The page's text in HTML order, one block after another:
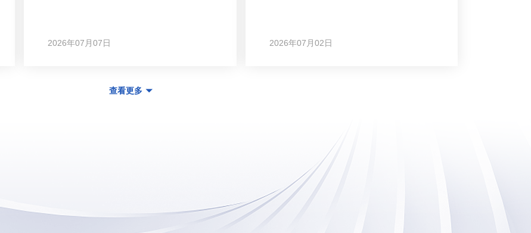
2026年07月07日 2026年07月02日
查看更多